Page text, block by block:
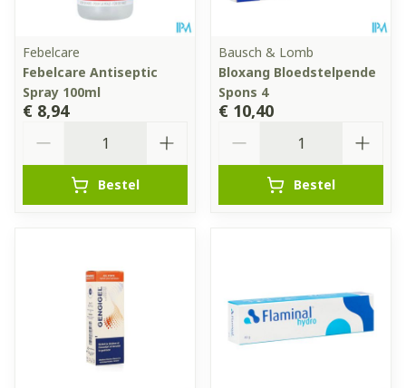
Febelcare
Febelcare Antiseptic
Spray 100ml
€ 8,94
Bestel
Bausch & Lomb
Bloxang Bloedstelpende
Spons 4
€ 10,40
Bestel